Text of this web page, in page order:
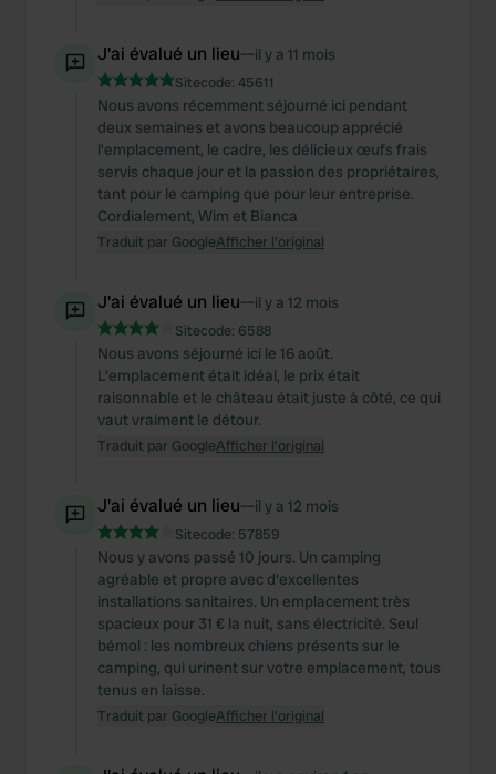
J'ai évalué un lieu—il y a 11 mois
Sitecode: 45611
Nous avons récemment séjourné ici pendant
deux semaines et avons beaucoup apprécié
l'emplacement, le cadre, les délicieux œufs frais
servis chaque jour et la passion des propriétaires,
tant pour le camping que pour leur entreprise.
Cordialement, Wim et Bianca
Traduit par GoogleAfficher l'original
J'ai évalué un lieu—il y a 12 mois
Sitecode: 6588
Nous avons séjourné ici le 16 août.
L'emplacement était idéal, le prix était
raisonnable et le château était juste à côté, ce qui
vaut vraiment le détour.
Traduit par GoogleAfficher l'original
J'ai évalué un lieu—il y a 12 mois
Sitecode: 57859
Nous y avons passé 10 jours. Un camping
agréable et propre avec d'excellentes
installations sanitaires. Un emplacement très
spacieux pour 31 € la nuit, sans électricité. Seul
bémol : les nombreux chiens présents sur le
camping, qui urinent sur votre emplacement, tous
tenus en laisse.
Traduit par GoogleAfficher l'original